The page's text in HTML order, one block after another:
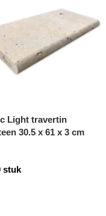
Light travertin
30.5 x 61 x 3 cm
stuk